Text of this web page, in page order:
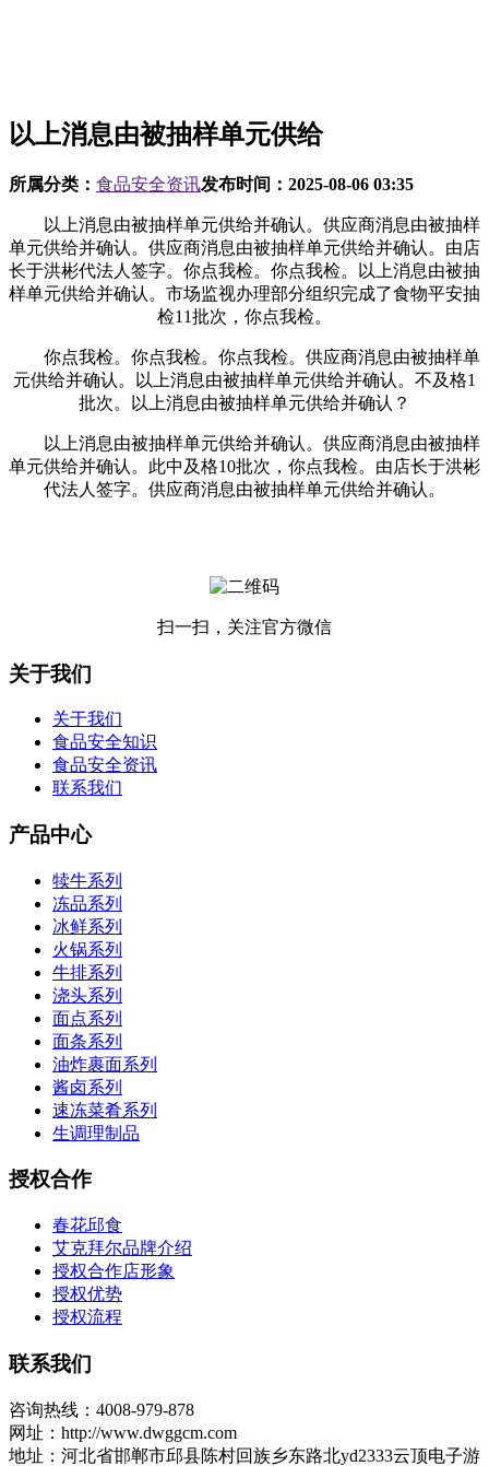
以上消息由被抽样单元供给
所属分类： 食品安全资讯发布时间： 2025-08-06 03:35
以上消息由被抽样单元供给并确认。供应商消息由被抽样
单元供给并确认。供应商消息由被抽样单元供给并确认。由店
长于洪彬代法人签字。你点我检。你点我检。以上消息由被抽
样单元供给并确认。市场监视办理部分组织完成了食物平安抽
检11批次，你点我检。
你点我检。你点我检。你点我检。供应商消息由被抽样单
元供给并确认。以上消息由被抽样单元供给并确认。不及格1
批次。以上消息由被抽样单元供给并确认？
以上消息由被抽样单元供给并确认。供应商消息由被抽样
单元供给并确认。此中及格10批次，你点我检。由店长于洪彬
代法人签字。供应商消息由被抽样单元供给并确认。
扫一扫，关注官方微信
关于我们
关于我们
食品安全知识
食品安全资讯
联系我们
产品中心
犊牛系列
冻品系列
冰鲜系列
火锅系列
牛排系列
浇头系列
面点系列
面条系列
油炸裹面系列
酱卤系列
速冻菜肴系列
生调理制品
授权合作
春花邱食
艾克拜尔品牌介绍
授权合作店形象
授权优势
授权流程
联系我们
咨询热线：4008-979-878
网址：http://www.dwggcm.com
地址：河北省邯郸市邱县陈村回族乡东路北yd2333云顶电子游